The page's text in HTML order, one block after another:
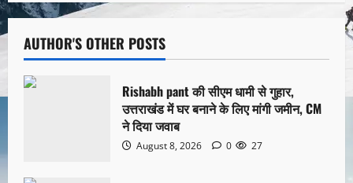
AUTHOR'S OTHER POSTS
Rishabh pant की सीएम धामी से गुहार,
उत्तराखंड में घर बनाने के लिए मांगी जमीन, CM
ने दिया जवाब
August 8, 2026 0 27